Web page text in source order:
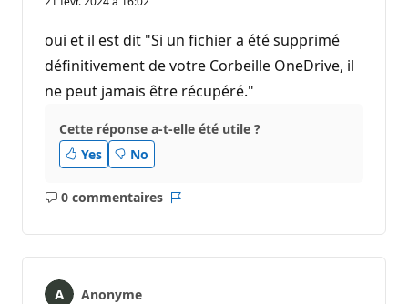
oui et il est dit "Si un fichier a été supprimé
définitivement de votre Corbeille OneDrive, il
ne peut jamais être récupéré."
Cette réponse a-t-elle été utile ?
Yes
No
0 commentaires
Aucun
Anonyme